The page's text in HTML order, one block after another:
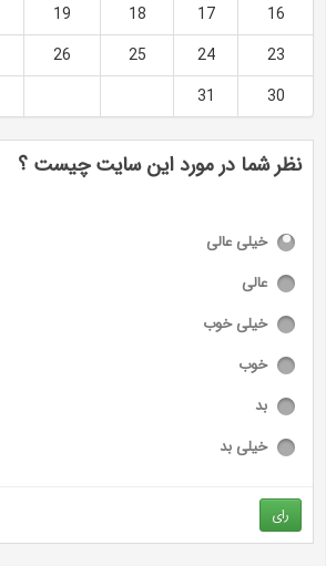
16
17
18
19
23
24
25
26
30
31
نظر شما در مورد این سایت چیست ؟
خیلی عالی
عالی
خیلی خوب
خوب
بد
خیلی بد
رای